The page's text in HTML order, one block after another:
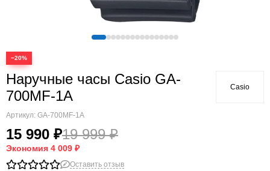
−20%
Наручные часы Casio GA-
700MF-1A
Артикул: GA-700MF-1A
15 990 ₽19 999 ₽
Экономия 4 009 ₽
Casio
Оставить отзыв